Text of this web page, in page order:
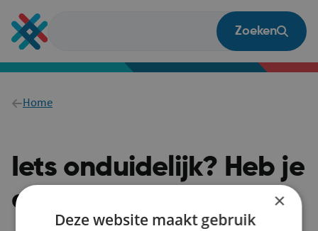
en
naar
inhoud
Zoeken
Breadcrumb
Home
Iets onduidelijk? Heb je
een vraag?
×
Deze website maakt gebruik